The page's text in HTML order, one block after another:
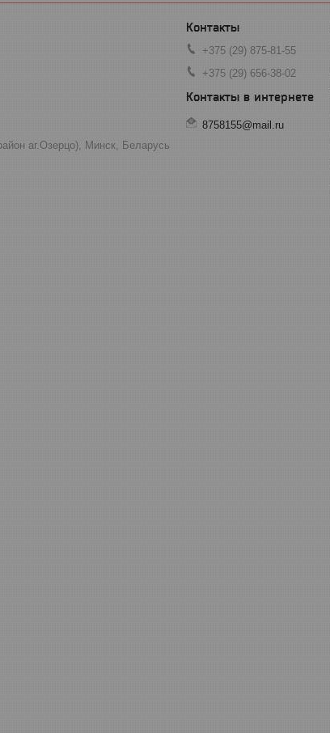
аг.Озерцо), Минск, Беларусь
+375 (29) 875-81-55
+375 (29) 656-38-02
8758155@mail.ru